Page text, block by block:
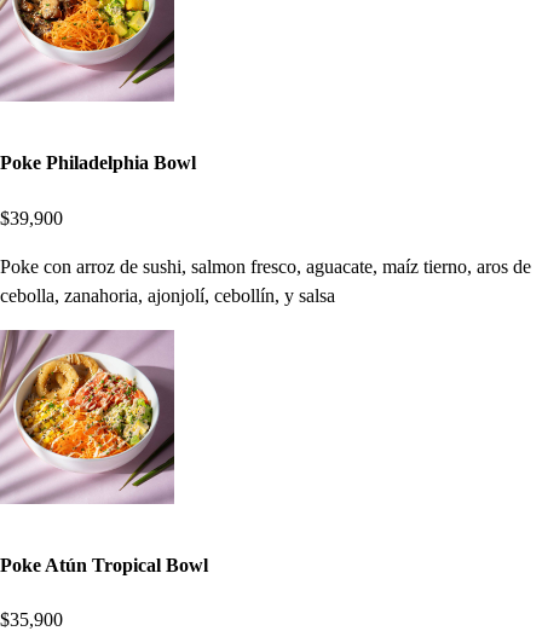
Poke Philadelphia Bowl
$39,900
Poke con arroz de sushi, salmon fresco, aguacate, maíz tierno, aros de
cebolla, zanahoria, ajonjolí, cebollín, y salsa
Poke Atún Tropical Bowl
$35,900